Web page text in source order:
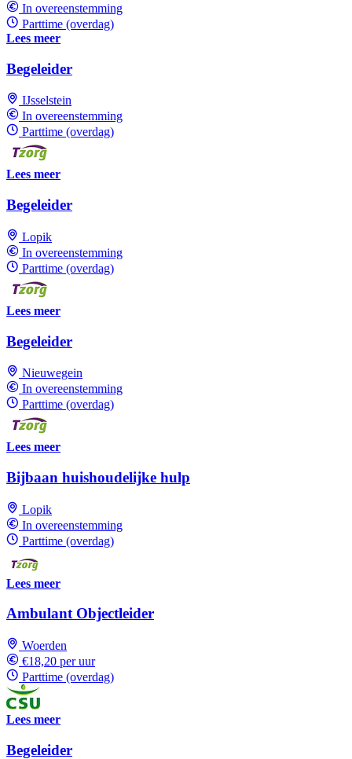
In overeenstemming
Parttime (overdag)
Lees meer
Begeleider
IJsselstein
In overeenstemming
Parttime (overdag)
Lees meer
Begeleider
Lopik
In overeenstemming
Parttime (overdag)
Lees meer
Begeleider
Nieuwegein
In overeenstemming
Parttime (overdag)
Lees meer
Bijbaan huishoudelijke hulp
Lopik
In overeenstemming
Parttime (overdag)
Lees meer
Ambulant Objectleider
Woerden
€18,20 per uur
Parttime (overdag)
Lees meer
Begeleider